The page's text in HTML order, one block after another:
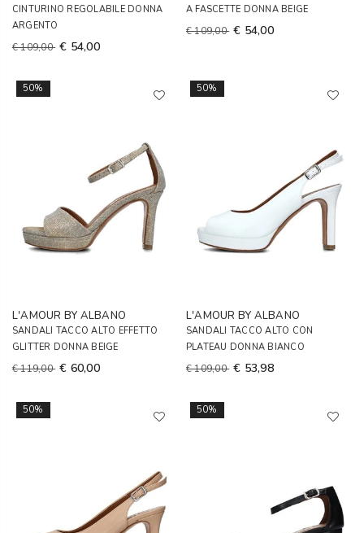
CINTURINO REGOLABILE DONNA
ARGENTO
€ 109,00 € 54,00
A FASCETTE DONNA BEIGE
€ 109,00 € 54,00
50%
L'AMOUR BY ALBANO
SANDALI TACCO ALTO EFFETTO
GLITTER DONNA BEIGE
€ 119,00 € 60,00
50%
L'AMOUR BY ALBANO
SANDALI TACCO ALTO CON
PLATEAU DONNA BIANCO
€ 109,00 € 53,98
50% 50%